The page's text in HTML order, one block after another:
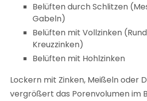
Belüften durch Schlitzen
Gabeln)
Belüften mit Vollzinken
Kreuzzinken)
Belüften mit Hohlzinken
Lockern mit Zinken, Meißeln oder
vergrößert das Porenvolumen im